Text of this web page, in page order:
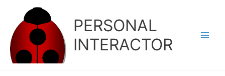
contenu
PERSONAL
INTERACTOR